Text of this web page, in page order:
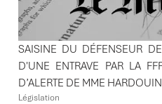
SAISINE DU DÉFENSEUR
D'UNE ENTRAVE PAR LA
D’ALERTE DE MME HARDOUIN
Législation